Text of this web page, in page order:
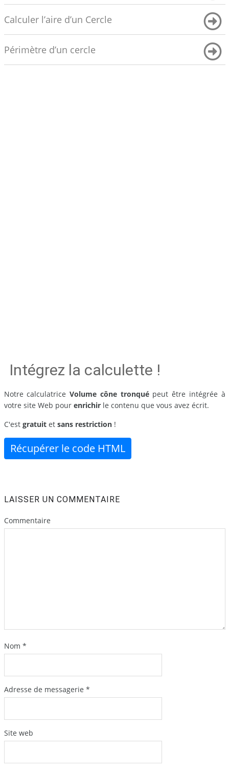
Calculer l’aire d’un Cercle
Périmètre d’un cercle
Intégrez la calculette !
Notre calculatrice Volume cône tronquépeut être intégrée à
votre site Web pour enrichirle contenu que vous avez écrit.
C'est gratuitet sans restriction!
Récupérer le code HTML
LAISSER UN COMMENTAIRE
Commentaire
Nom *
Adresse de messagerie *
Site web